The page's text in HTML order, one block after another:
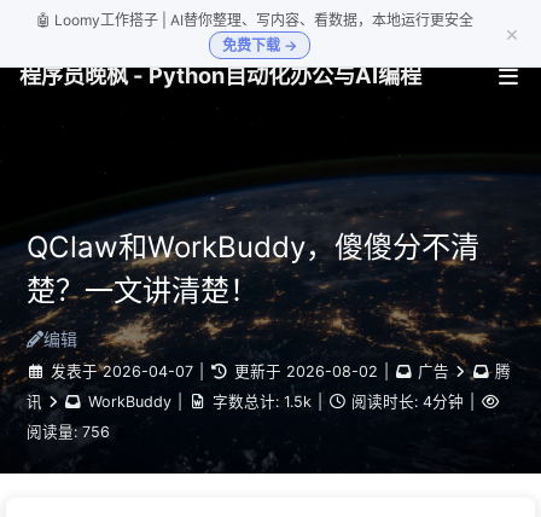
🤖 Loomy工作搭子 | AI替你整理、写内容、看数据，本地运行更安全
免费下载 →
×
程序员晚枫 - Python自动化办公与AI编程
QClaw和WorkBuddy，傻傻分不清
楚？一文讲清楚！
编辑
发表于 2026-04-07 更新于 2026-08-02 广告
腾
讯
WorkBuddy 字数总计: 1.5k 阅读时长: 4分钟
阅读量: 756